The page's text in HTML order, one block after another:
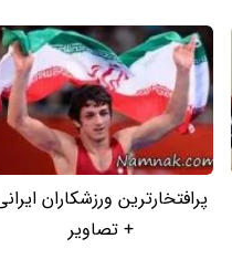
پرافتخارترین ورزشکاران
+ تصاویر